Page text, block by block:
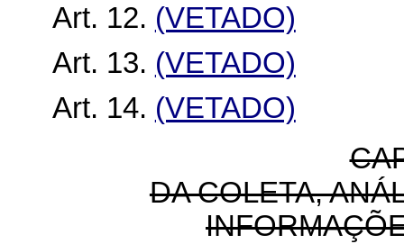
Art. 12. (VETADO)
Art. 13. (VETADO)
Art. 14. (VETADO)
DA COLETA,